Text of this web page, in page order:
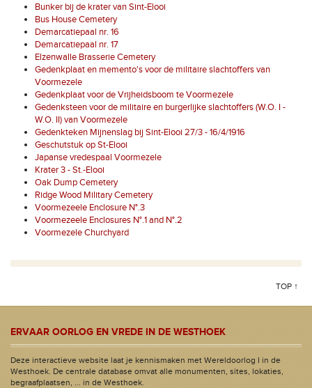
Bunker bij de krater van Sint-Elooi
Bus House Cemetery
Demarcatiepaal nr. 16
Demarcatiepaal nr. 17
Elzenwalle Brasserie Cemetery
Gedenkplaat en memento's voor de militaire slachtoffers van
Voormezele
Gedenkplaat voor de Vrijheidsboom te Voormezele
Gedenksteen voor de militaire en burgerlijke slachtoffers (W.O. I -
W.O. II) van Voormezele
Gedenkteken Mijnenslag bij Sint-Elooi 27/3 - 16/4/1916
Geschutstuk op St-Elooi
Japanse vredespaal Voormezele
Krater 3 - St.-Elooi
Oak Dump Cemetery
Ridge Wood Military Cemetery
Voormezeele Enclosure N°.3
Voormezeele Enclosures N°.1 and N°.2
Voormezele Churchyard
TOP ↑
ERVAAR OORLOG EN VREDE IN DE WESTHOEK
Deze interactieve website laat je kennismaken met Wereldoorlog I in de
Westhoek. De centrale database omvat alle monumenten, sites, lokaties,
begraafplaatsen, ... in de Westhoek.